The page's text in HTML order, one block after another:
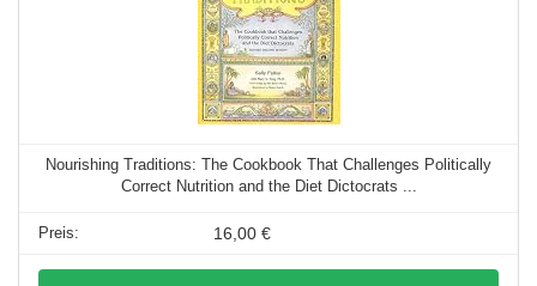
Nourishing Traditions: The Cookbook That Challenges Politically
Correct Nutrition and the Diet Dictocrats ...
16,00 €